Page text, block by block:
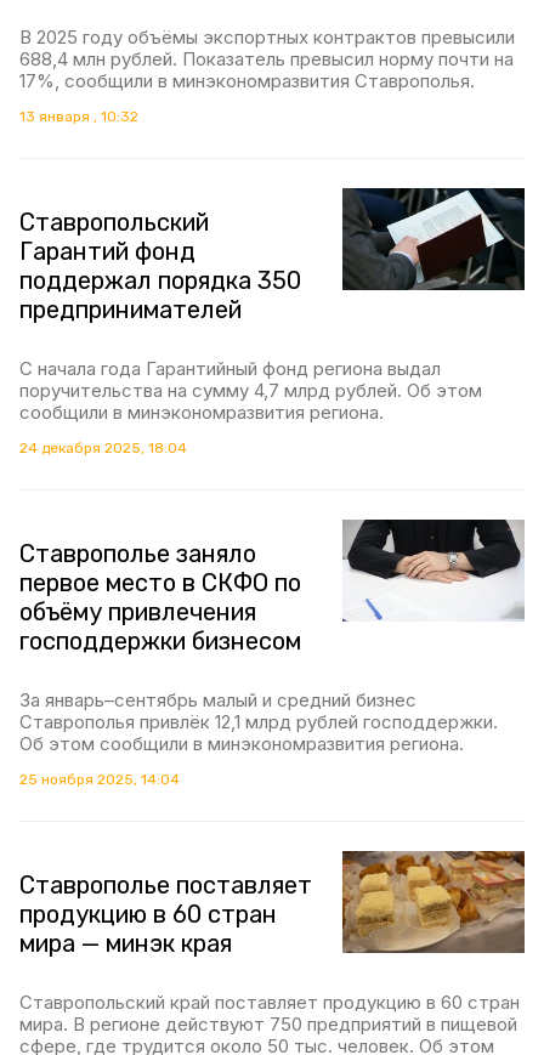
В 2025 году объёмы экспортных контрактов превысили
688,4 млн рублей. Показатель превысил норму почти на
17%, сообщили в минэкономразвития Ставрополья.
13 января , 10:32
Ставропольский
Гарантий фонд
поддержал порядка 350
предпринимателей
С начала года Гарантийный фонд региона выдал
поручительства на сумму 4,7 млрд рублей. Об этом
сообщили в минэкономразвития региона.
24 декабря 2025, 18:04
Ставрополье заняло
первое место в СКФО по
объёму привлечения
господдержки бизнесом
За январь–сентябрь малый и средний бизнес
Ставрополья привлёк 12,1 млрд рублей господдержки.
Об этом сообщили в минэкономразвития региона.
25 ноября 2025, 14:04
Ставрополье поставляет
продукцию в 60 стран
мира — минэк края
Ставропольский край поставляет продукцию в 60 стран
мира. В регионе действуют 750 предприятий в пищевой
сфере, где трудится около 50 тыс. человек. Об этом